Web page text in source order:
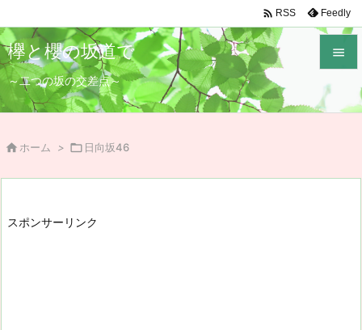
欅と櫻の坂道で
～二つの坂の交差点～


メニュ
 RSS Feedly
 ホーム >  日向坂46
スポンサーリンク